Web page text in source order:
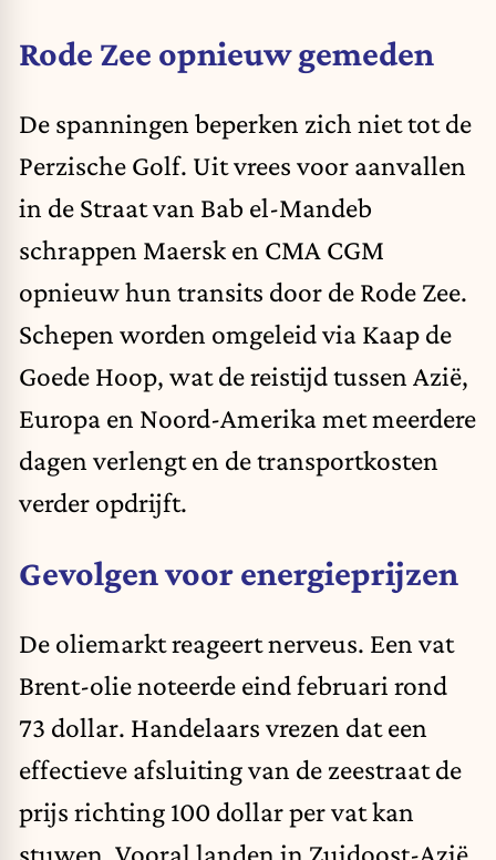
Rode Zee opnieuw gemeden
De spanningen beperken zich niet tot de
Perzische Golf. Uit vrees voor aanvallen
in de Straat van Bab el-Mandeb
schrappen Maersk en CMA CGM
opnieuw hun transits door de Rode Zee.
Schepen worden omgeleid via Kaap de
Goede Hoop, wat de reistijd tussen Azië,
Europa en Noord-Amerika met meerdere
dagen verlengt en de transportkosten
verder opdrijft.
Gevolgen voor energieprijzen
De oliemarkt reageert nerveus. Een vat
Brent-olie noteerde eind februari rond
73 dollar. Handelaars vrezen dat een
effectieve afsluiting van de zeestraat de
prijs richting 100 dollar per vat kan
stuwen. Vooral landen in Zuidoost-Azië,